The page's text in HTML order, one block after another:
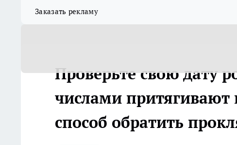
Заказать рекламу
Проверьте свою дату
числами притягивают
способ обратить